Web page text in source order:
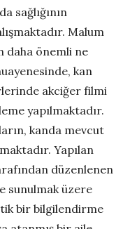
sağlığının
Malum
daha önemli ne
kan
akciğer filmi
yapılmaktadır.
kanda mevcut
Yapılan
düzenlenen
sunulmak üzere
bir bilgilendirme